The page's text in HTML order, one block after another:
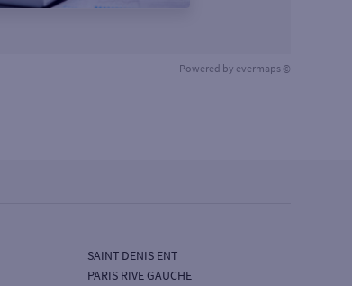
Powered by evermaps ©
SAINT DENIS ENT
PARIS RIVE GAUCHE